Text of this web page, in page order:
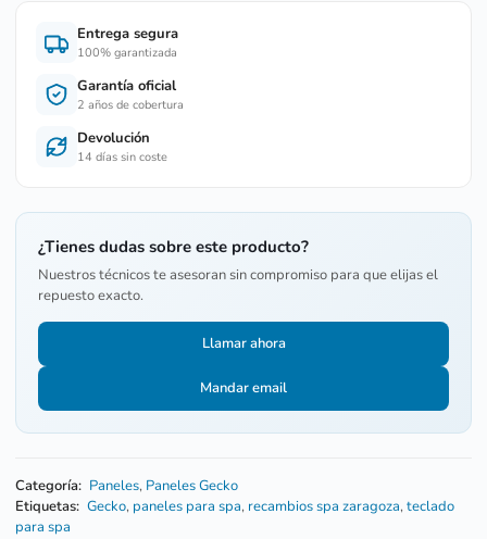
Entrega segura
100% garantizada
Garantía oficial
2 años de cobertura
Devolución
14 días sin coste
¿Tienes dudas sobre este producto?
Nuestros técnicos te asesoran sin compromiso para que elijas el
repuesto exacto.
Llamar ahora
Mandar email
Categoría: Paneles, Paneles Gecko
Etiquetas: Gecko, paneles para spa, recambios spa zaragoza,teclado
para spa